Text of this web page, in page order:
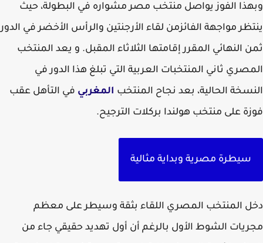
الفوز يواصل منتخب مصر مشواره في البطولة، حيث
مواجهة الفائزمن لقاء الأرجنتين والرأس الأخضر في الدور
النهائي المقرر إقامتها الثلاثاء المقبل. و يعد المنتخب
ثاني المنتخبات العربية التي تبلغ هذا الدور في
الحالية، بعد نجاح المنتخبالمغربيفي التأهل عقب
على منتخب هولندا بركلات الترجيح.
سيطرة مصرية وبداية مثالية
المنتخب المصري اللقاء بثقة وسيطر على معظم
الشوط الأول بالرغم أن أول تهديد حقيقي جاء من